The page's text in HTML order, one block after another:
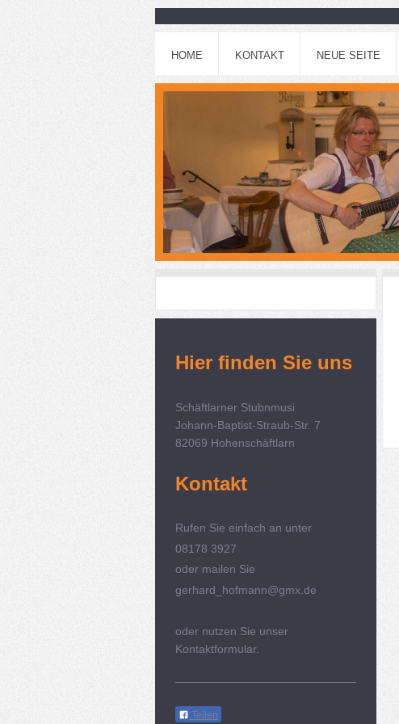
HOME KONTAKT NEUE SEITE
Hier finden Sie uns
Schäftlarner Stubnmusi
Johann-Baptist-Straub-Str. 7
82069 Hohenschäftlarn
Kontakt
Rufen Sie einfach an unter
08178 3927
oder mailen Sie
gerhard_hofmann@gmx.de
oder nutzen Sie unser
Kontaktformular.
Teilen